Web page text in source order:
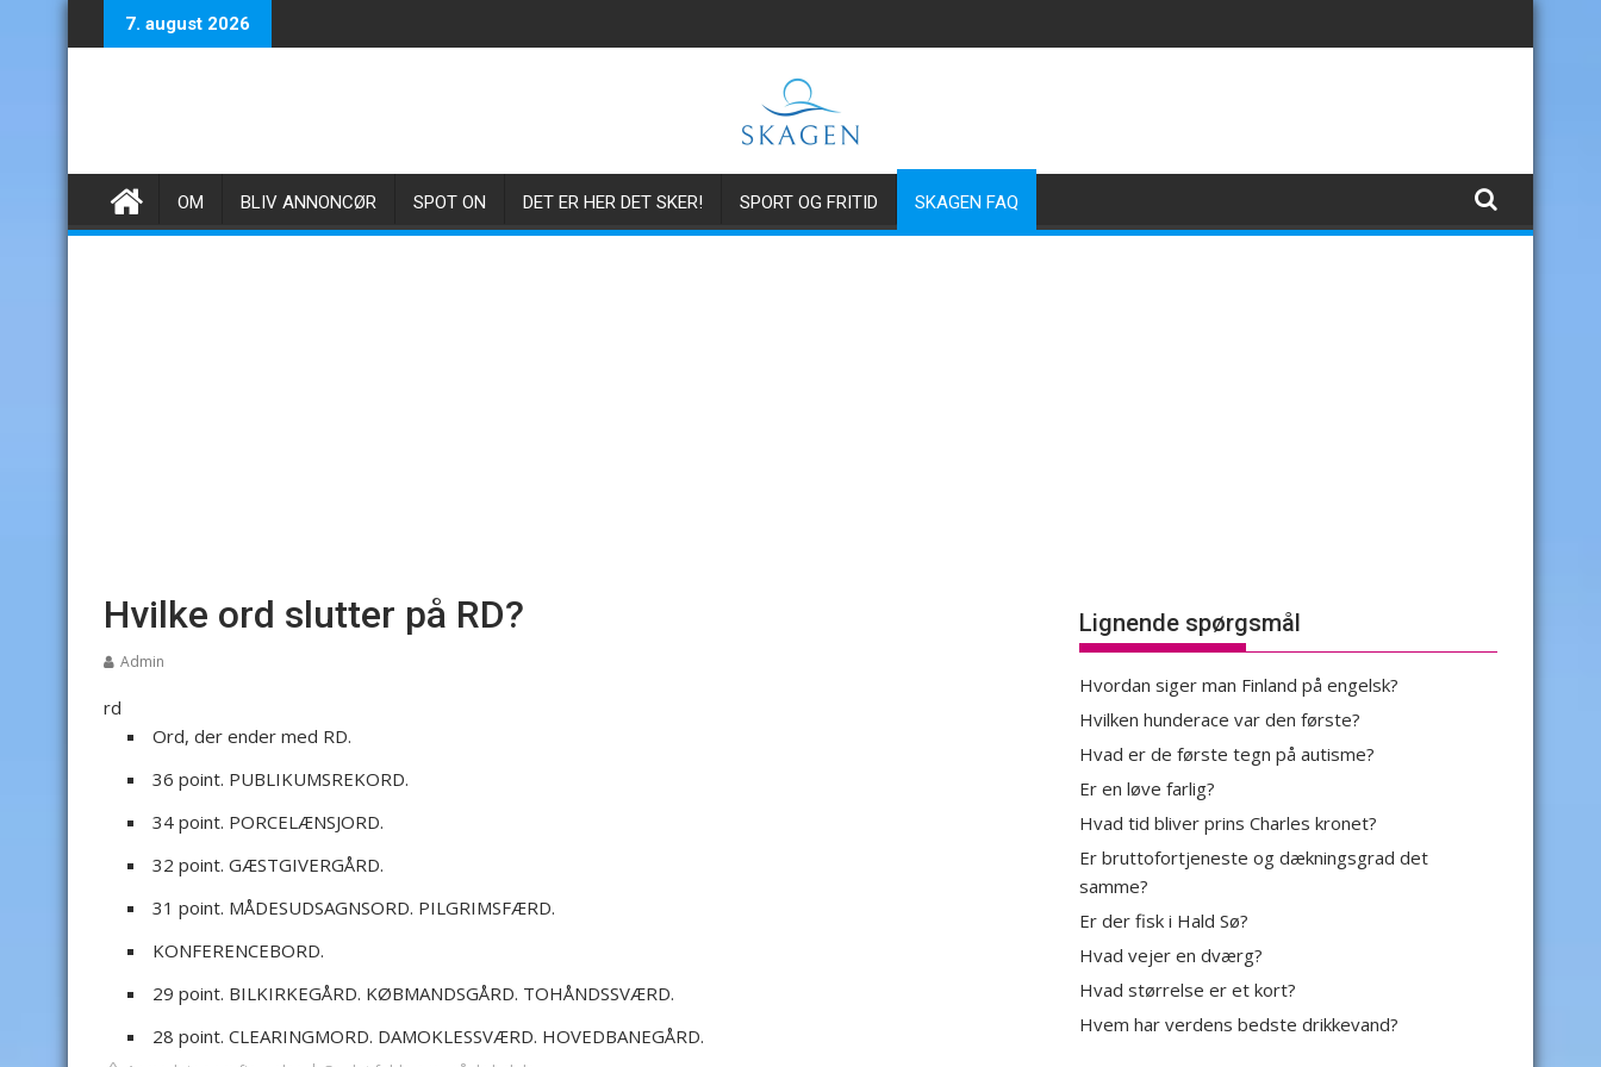
to
7. august 2026
OM BLIV ANNONCØR SPOT ON DET ER HER DET SKER! SPORT OG FRITID SKAGEN FAQ
Hvilke ord slutter på RD?
Admin
rd
Ord, der ender med RD.
36 point. PUBLIKUMSREKORD.
34 point. PORCELÆNSJORD.
32 point. GÆSTGIVERGÅRD.
31 point. MÅDESUDSAGNSORD. PILGRIMSFÆRD.
KONFERENCEBORD.
29 point. BILKIRKEGÅRD. KØBMANDSGÅRD. TOHÅNDSSVÆRD.
28 point. CLEARINGMORD. DAMOKLESSVÆRD. HOVEDBANEGÅRD.
Lignende spørgsmål
Hvordan siger man Finland på engelsk?
Hvilken hunderace var den første?
Hvad er de første tegn på autisme?
Er en løve farlig?
Hvad tid bliver prins Charles kronet?
Er bruttofortjeneste og dækningsgrad det
samme?
Er der fisk i Hald Sø?
Hvad vejer en dværg?
Hvad størrelse er et kort?
Hvem har verdens bedste drikkevand?